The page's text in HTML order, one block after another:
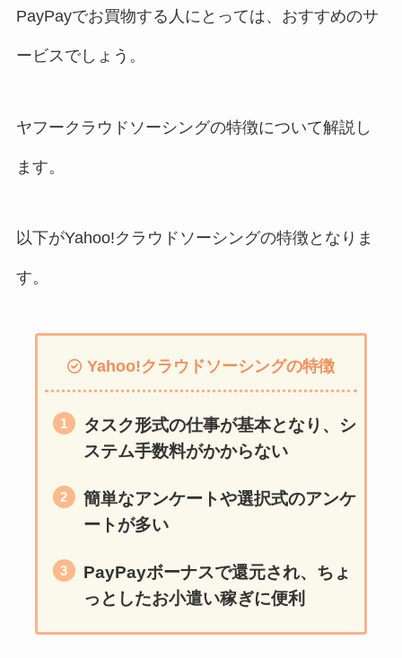
PayPayでお買物する人にとっては、おすすめのサ
ービスでしょう。
ヤフークラウドソーシングの特徴について解説し
ます。
以下がYahoo!クラウドソーシングの特徴となりま
す。
Yahoo!クラウドソーシングの特徴
タスク形式の仕事が基本となり、シ
ステム手数料がかからない
簡単なアンケートや選択式のアンケ
ートが多い
PayPayボーナスで還元され、ちょ
っとしたお小遣い稼ぎに便利